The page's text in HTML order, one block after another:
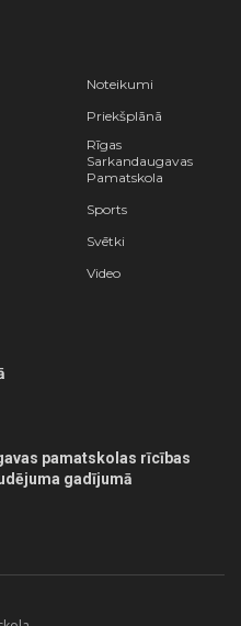
Noteikumi
Priekšplānā
Rīgas
Sarkandaugavas
Pamatskola
Sports
Svētki
Video
pamatskolas rīcības
gadījumā